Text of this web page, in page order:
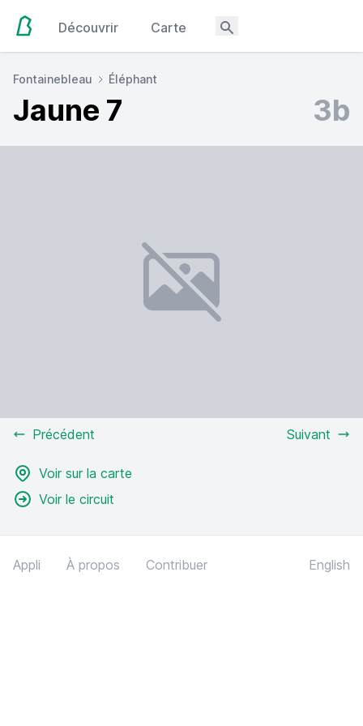
Découvrir Carte
Fontainebleau Éléphant
Jaune 7 3b
Précédent Suivant
Voir sur la carte
Voir le circuit
Appli À propos Contribuer English